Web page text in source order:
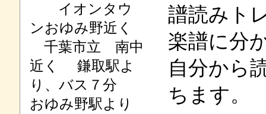
譜読みト
楽譜に分
自分から
ちます。
イオンタウ
ンおゆみ野近く
千葉市立 南中
近く 鎌取駅よ
り、バス７分
おゆみ野駅より